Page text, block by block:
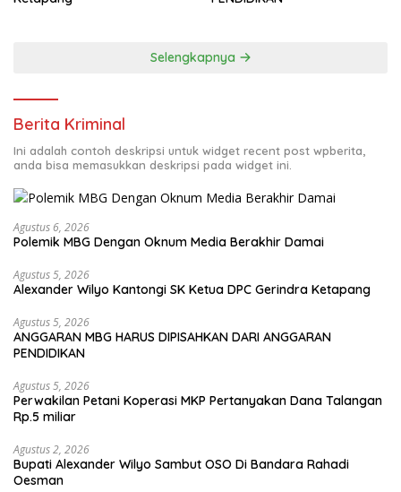
Selengkapnya
Berita Kriminal
Ini adalah contoh deskripsi untuk widget recent post wpberita,
anda bisa memasukkan deskripsi pada widget ini.
Agustus 6, 2026
Polemik MBG Dengan Oknum Media Berakhir Damai
Agustus 5, 2026
Alexander Wilyo Kantongi SK Ketua DPC Gerindra Ketapang
Agustus 5, 2026
ANGGARAN MBG HARUS DIPISAHKAN DARI ANGGARAN
PENDIDIKAN
Agustus 5, 2026
Perwakilan Petani Koperasi MKP Pertanyakan Dana Talangan
Rp.5 miliar
Agustus 2, 2026
Bupati Alexander Wilyo Sambut OSO Di Bandara Rahadi
Oesman